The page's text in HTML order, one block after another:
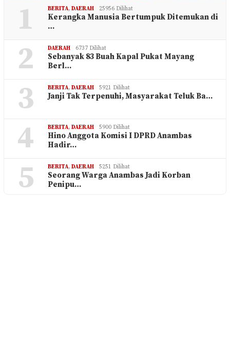
1 BERITA, DAERAH 25956 Dilihat
Kerangka Manusia Bertumpuk Ditemukan di
…
2 DAERAH 6737 Dilihat
Sebanyak 83 Buah Kapal Pukat Mayang
Berl…
3 BERITA, DAERAH 5921 Dilihat
Janji Tak Terpenuhi, Masyarakat Teluk Ba…
4 BERITA, DAERAH 5900 Dilihat
Hino Anggota Komisi I DPRD Anambas
Hadir…
5 BERITA, DAERAH 5251 Dilihat
Seorang Warga Anambas Jadi Korban
Penipu…